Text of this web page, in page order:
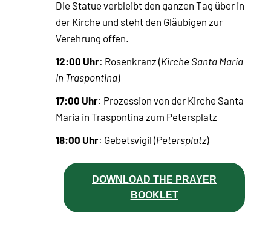
Die Statue verbleibt den ganzen Tag über in
der Kirche und steht den Gläubigen zur
Verehrung offen.
12:00 Uhr: Rosenkranz (Kirche Santa Maria
in Traspontina)
17:00 Uhr: Prozession von der Kirche Santa
Maria in Traspontina zum Petersplatz
18:00 Uhr: Gebetsvigil (Petersplatz)
DOWNLOAD THE PRAYER
BOOKLET